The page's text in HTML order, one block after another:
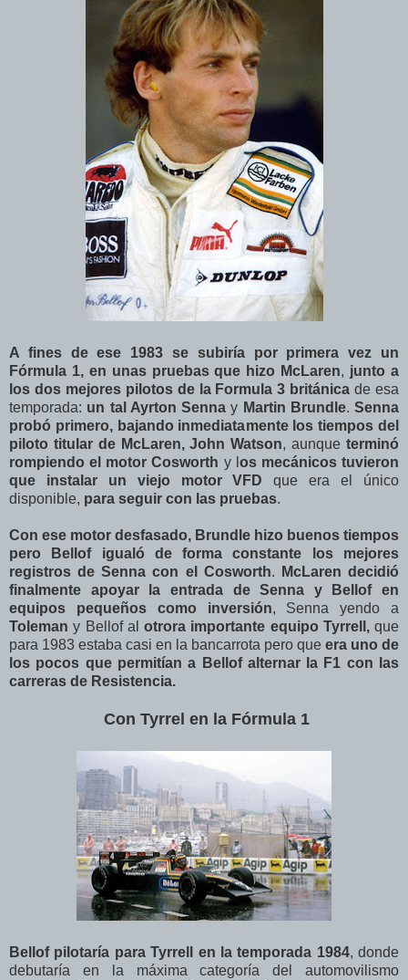
A fines de ese 1983 se subiría por primera vez un
Fórmula 1, en unas pruebas que hizo McLaren, junto a
los dos mejores pilotos de la Formula 3 británica de esa
temporada: un tal Ayrton Senna y Martin Brundle. Senna
probó primero, bajando inmediatamente los tiempos del
piloto titular de McLaren, John Watson, aunqueterminó
rompiendo el motor Cosworth y l os mecánicos tuvieron
que instalar un viejo motor VFD que era el único
disponible, para seguir con las pruebas.
Con ese motor desfasado, Brundle hizo buenos tiempos
pero Bellof igualó de forma constante los mejores
registros de Senna con el Cosworth.
McLaren decidió
finalmente apoyar la entrada de Senna y Bellof en
equipos pequeños como inversión, Senna yendo a
Toleman y Bellof al otrora importante equipo Tyrrell,que
para 1983 estaba casi en la bancarrota pero que era uno de
los pocos que permitían a Bellof alternar la F1 con las
carreras de Resistencia.
Con Tyrrel en la Fórmula 1
Bellof pilotaría para Tyrrell en la temporada 1984, donde
debutaría en la máxima categoría del automovilismo